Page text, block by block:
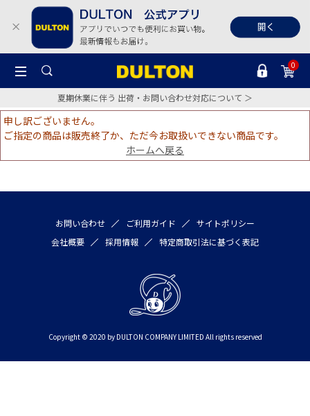
0
夏期休業に伴う 出荷・お問い合わせ対応について ＞
申し訳ございません。
ご指定の商品は販売終了か、ただ今お取扱いできない商品です。
ホームへ戻る
お問い合わせ ご利用ガイド
サイトポリシー
会社概要
採用情報 特定商取引法に基づく表記
Copyright © 2020 by DULTON COMPANY LIMITED All rights reserved